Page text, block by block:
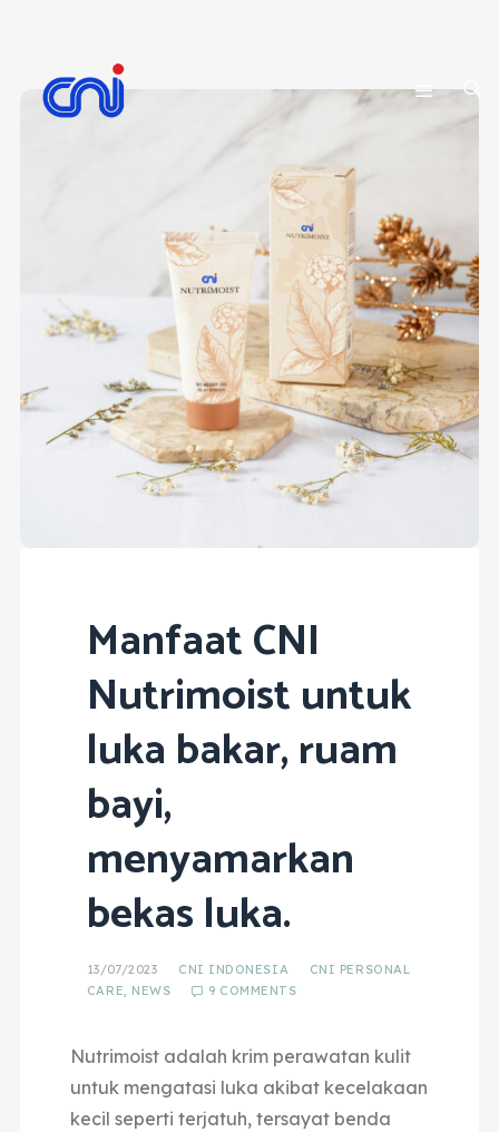
Manfaat CNI
Nutrimoist untuk
luka bakar, ruam
bayi,
menyamarkan
bekas luka.
13/07/2023 CNI INDONESIA
CNI PERSONAL
CARE, NEWS 9 COMMENTS
Nutrimoist adalah krim perawatan kulit
untuk mengatasi luka akibat kecelakaan
kecil seperti terjatuh, tersayat benda